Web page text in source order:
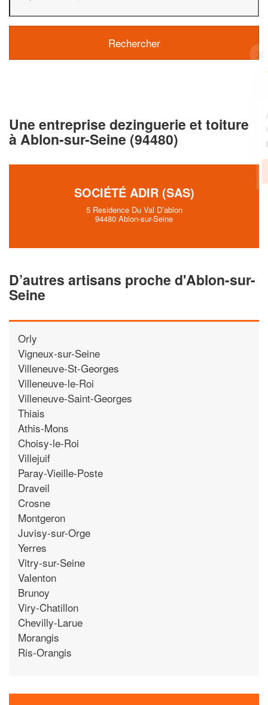
Une entreprise dezinguerie et toiture
à Ablon-sur-Seine (94480)
SOCIÉTÉ ADIR (SAS)
5 Residence Du Val D’ablon
94480 Ablon-sur-Seine
D’autres artisans proche d'Ablon-sur-
Seine
Orly
Vigneux-sur-Seine
Villeneuve-St-Georges
Villeneuve-le-Roi
Villeneuve-Saint-Georges
Thiais
Athis-Mons
Choisy-le-Roi
Villejuif
Paray-Vieille-Poste
Draveil
Crosne
Montgeron
Juvisy-sur-Orge
Yerres
Vitry-sur-Seine
Valenton
Brunoy
Viry-Chatillon
Chevilly-Larue
Morangis
Ris-Orangis
✕
Vous êtes un
vos margestout en gagnant de
nouveaux clients!